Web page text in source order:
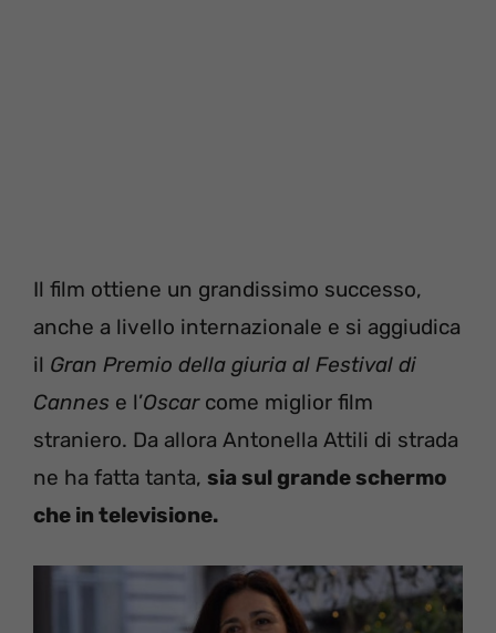
Il film ottiene un grandissimo successo,
anche a livello internazionale e si aggiudica
il Gran Premio della giuria al Festival di
Cannes e l’Oscarcome miglior film
straniero. Da allora Antonella Attili di strada
ne ha fatta tanta, sia sul grande schermo
che in televisione.